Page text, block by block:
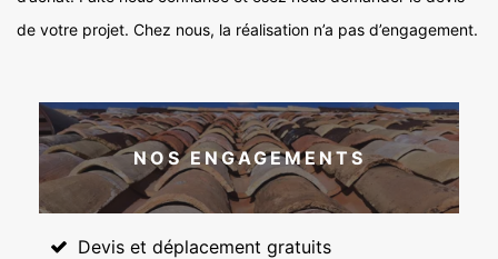
de votre projet. Chez nous, la réalisation n’a pas d’engagement.
NOS ENGAGEMENTS
Devis et déplacement gratuits